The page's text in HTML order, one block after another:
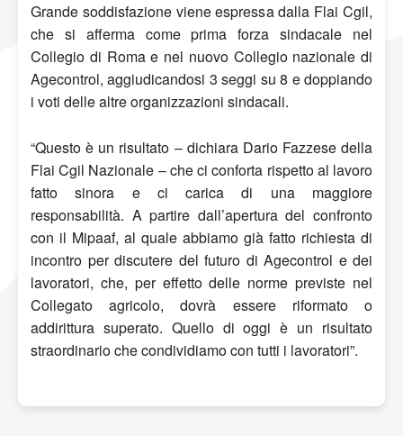
Grande soddisfazione viene espressa dalla Flai Cgil,
che si afferma come prima forza sindacale nel
Collegio di Roma e nel nuovo Collegio nazionale di
Agecontrol, aggiudicandosi 3 seggi su 8 e doppiando
i voti delle altre organizzazioni sindacali.
“Questo è un risultato – dichiara Dario Fazzese della
Flai Cgil Nazionale – che ci conforta rispetto al lavoro
fatto sinora e ci carica di una maggiore
responsabilità. A partire dall’apertura del confronto
con il Mipaaf, al quale abbiamo già fatto richiesta di
incontro per discutere del futuro di Agecontrol e dei
lavoratori, che, per effetto delle norme previste nel
Collegato agricolo, dovrà essere riformato o
addirittura superato. Quello di oggi è un risultato
straordinario che condividiamo con tutti i lavoratori”.